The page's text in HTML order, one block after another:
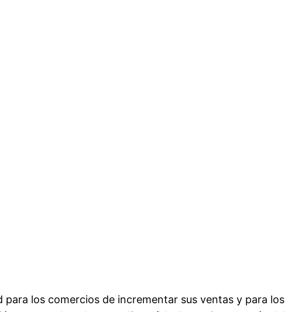
los comercios de incrementar sus ventas y para los